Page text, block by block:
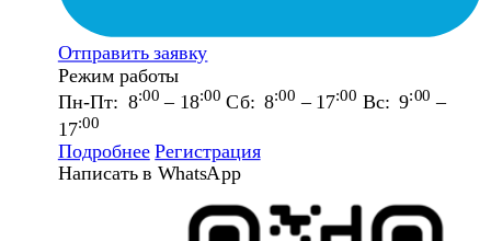
Отправить заявку
Режим работы
Пн-Пт: 8:00 – 18:00 Сб: 8:00 – 17:00 Вс: 9:00 –
17:00
Подробнее Регистрация
Написать в WhatsApp